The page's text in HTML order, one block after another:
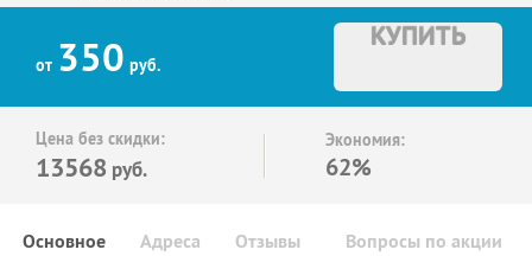
от 350 руб.
КУПИТЬ
Цена без скидки:
13568 руб.
Экономия:
62%
Основное Отзывы Вопросы по акции
Адреса